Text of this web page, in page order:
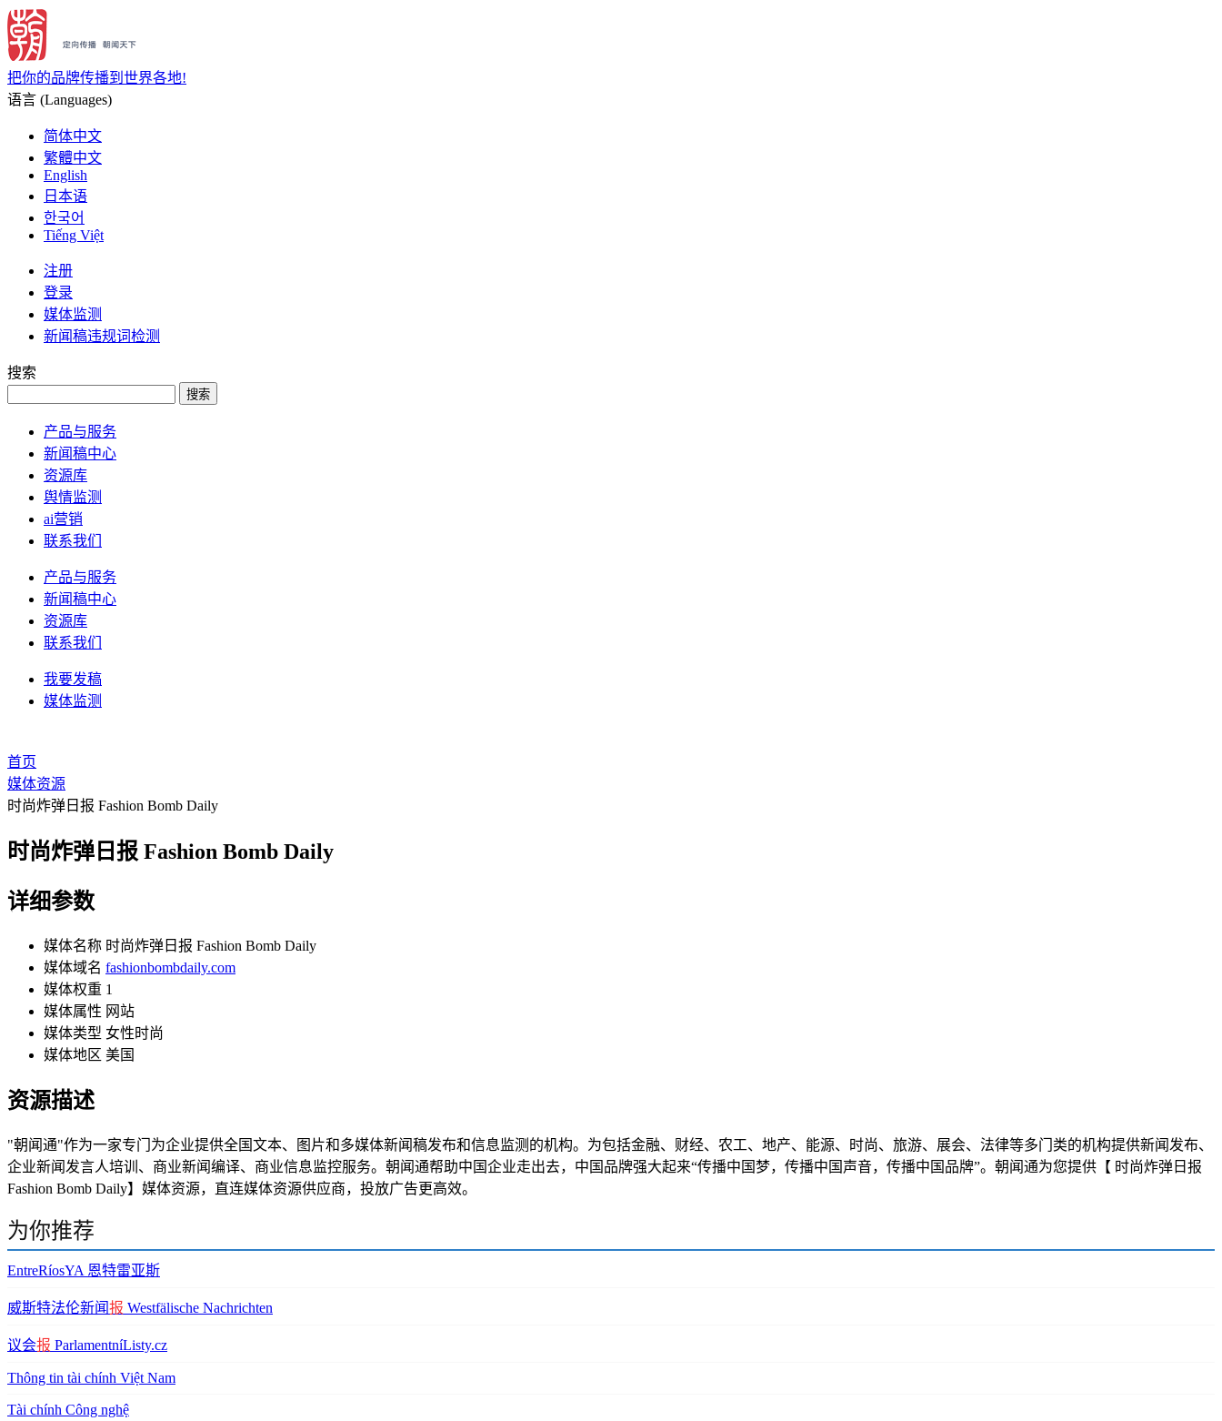
把你的品牌传播到世界各地!
语言 (Languages)
简体中文
繁體中文
English
日本语
한국어
Tiếng Việt
注册
登录
媒体监测
新闻稿违规词检测
搜索
搜索
产品与服务
新闻稿中心
资源库
舆情监测
ai营销
联系我们
产品与服务
新闻稿中心
资源库
联系我们
我要发稿
媒体监测
首页
媒体资源
时尚炸弹日报 Fashion Bomb Daily
时尚炸弹日报 Fashion Bomb Daily
详细参数
媒体名称 时尚炸弹日报 Fashion Bomb Daily
媒体域名 fashionbombdaily.com
媒体权重 1
媒体属性 网站
媒体类型 女性时尚
媒体地区 美国
资源描述
"朝闻通"作为一家专门为企业提供全国文本、图片和多媒体新闻稿发布和信息监测的机构。为包括金融、财经、农工、地产、能源、时尚、旅游、展会、法律等多门类的机构提供新闻发布、
企业新闻发言人培训、商业新闻编译、商业信息监控服务。朝闻通帮助中国企业走出去，中国品牌强大起来“传播中国梦，传播中国声音，传播中国品牌”。朝闻通为您提供【 时尚炸弹日报
Fashion Bomb Daily】媒体资源，直连媒体资源供应商，投放广告更高效。
为你推荐
EntreRíosYA 恩特雷亚斯
威斯特法伦新闻报 Westfälische Nachrichten
议会报 ParlamentníListy.cz
Thông tin tài chính Việt Nam
Tài chính Công nghệ